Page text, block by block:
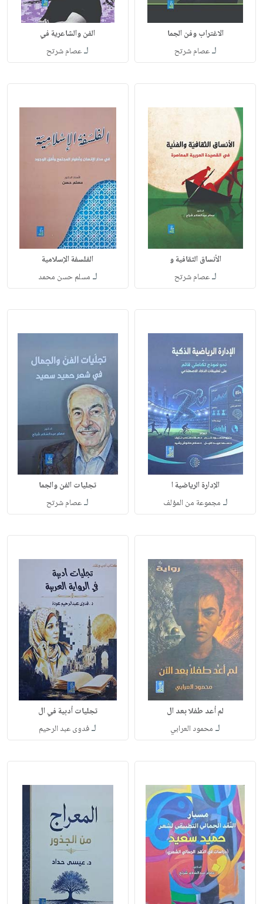
الاغتراب وفن الجما
لـعصام شرتح
الفن والشاعرية في
لـعصام شرتح
الأنساق الثقافية و
لـعصام شرتح
الفلسفة الإسلامية
لـ مسلم حسن محمد
الإدارة الرياضية ا
لـ مجموعة من المؤلف
تجليات الفن والجما
لـعصام شرتح
لم أعد طفلا بعد ال
لـ محمود العرابي
تجليات أدبية في ال
لـفدوى عبد الرحيم